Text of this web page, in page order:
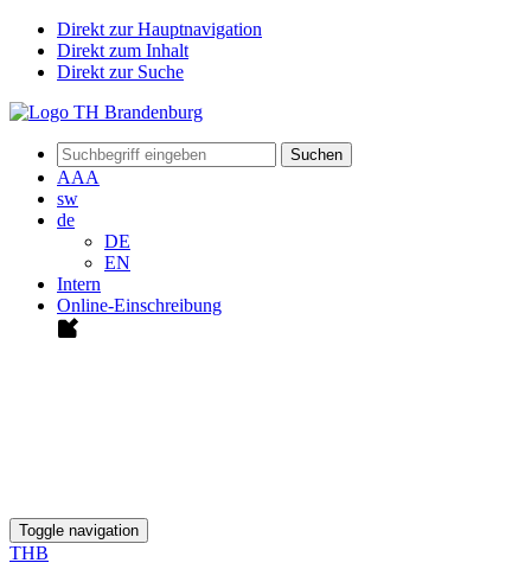
Direkt zur Hauptnavigation
Direkt zum Inhalt
Direkt zur Suche
Suchen
AAA
sw
de
DE
EN
Intern
Online-Einschreibung
Toggle navigation
THB